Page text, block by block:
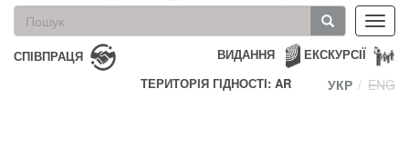
Пошукова
форма
Пошук
СПІВПРАЦЯ ЕКСКУРСІЇ
ВИДАННЯ
ТЕРИТОРІЯ ГІДНОСТІ: AR
УКР ENG